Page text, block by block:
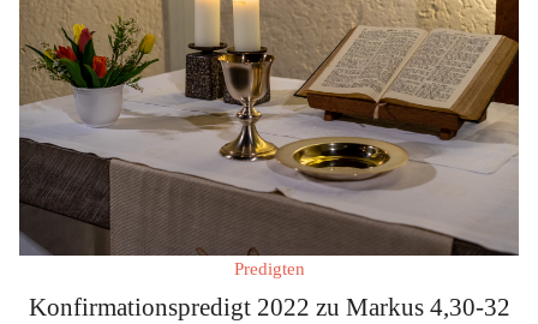
Predigten
Konfirmationspredigt 2022 zu Markus 4,30-32